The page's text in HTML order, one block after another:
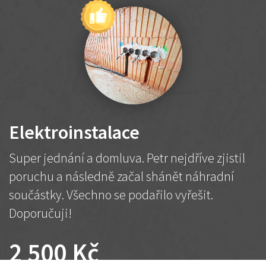
Elektroinstalace
Super jednání a domluva. Petr nejdříve zjistil
poruchu a následně začal shánět náhradní
součástky. Všechno se podařilo vyřešit.
Doporučuji!
2 500 Kč